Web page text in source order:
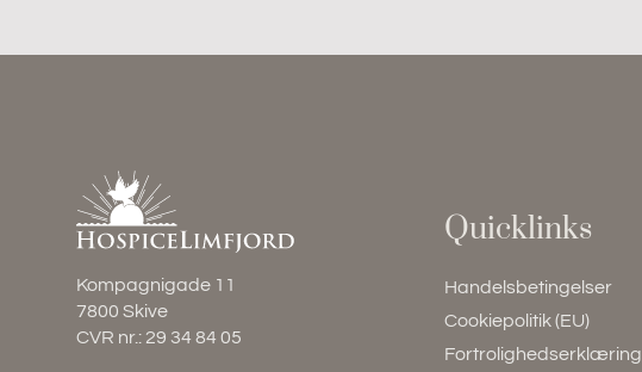
Kompagnigade 11
7800 Skive
CVR nr.: 29 34 84 05
Quicklinks
Handelsbetingelser
Cookiepolitik (EU)
Fortrolighedserklæring